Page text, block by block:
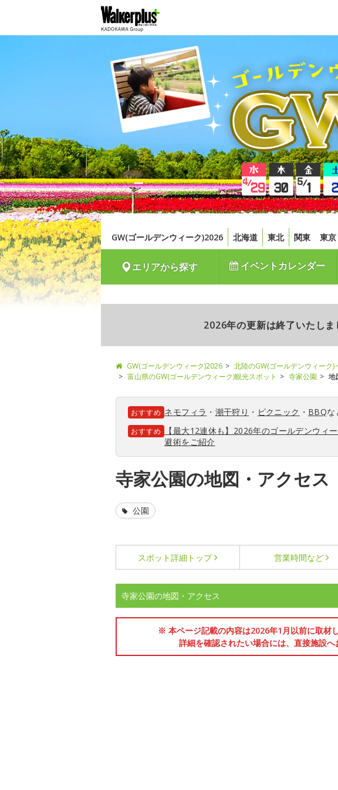
GW(ゴールデンウィーク)2026 北海道 東北 関東 東京
エリアから探す イベントカレンダー
2026年の更新は終了いたし
GW(ゴールデンウィーク)2026 北陸のGW(ゴールデンウィーク
富山県のGW(ゴールデンウィーク)観光スポット
寺家公園 地
おすすめ ネモフィラ ・ 潮干狩り ・ ピクニック ・ BBQな
おすすめ
【最大12連休も】2026年のゴールデンウィ
避術をご紹介
寺家公園の地図・アクセス
公園
スポット詳細 トップ 営業時間など
寺家公園の地図・アクセス
※ 本ページ記載の内容は2026年1月以前に取材
詳細を確認されたい場合には、直接施設へ